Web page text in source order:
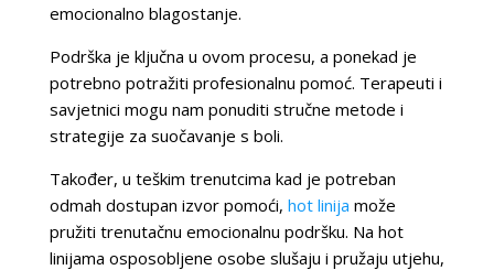
emocionalno blagostanje.
Podrška je ključna u ovom procesu, a ponekad je
potrebno potražiti profesionalnu pomoć. Terapeuti i
savjetnici mogu nam ponuditi stručne metode i
strategije za suočavanje s boli.
Također, u teškim trenutcima kad je potreban
odmah dostupan izvor pomoći, hot linija može
pružiti trenutačnu emocionalnu podršku. Na hot
linijama osposobljene osobe slušaju i pružaju utjehu,